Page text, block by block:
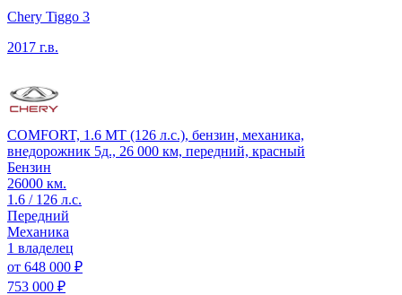
Chery Tiggo 3
2017 г.в.
COMFORT, 1.6 MT (126 л.с.), бензин, механика,
внедорожник 5д., 26 000 км, передний, красный
Бензин
26000 км.
1.6 / 126 л.с.
Передний
Механика
1 владелец
от 648 000 ₽
753 000 ₽